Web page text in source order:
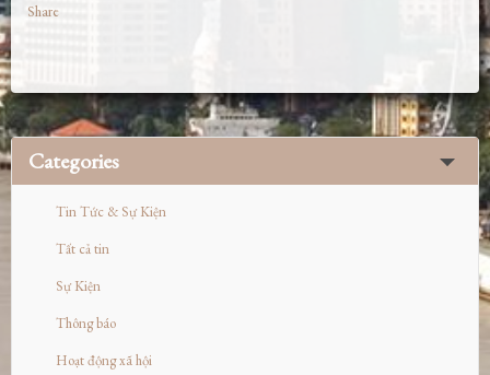
Share
Categories
Tin Tức & Sự Kiện
Tất cả tin
Sự Kiện
Thông báo
Hoạt động xã hội